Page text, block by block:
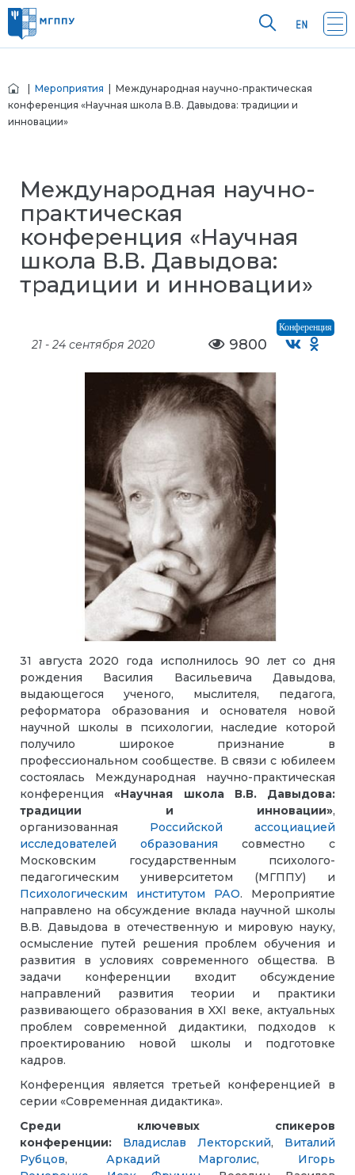
Мероприятия | Международная научно-практическая
конференция «Научная школа В.В. Давыдова: традиции и
инновации»
Международная научно-
практическая
конференция «Научная
школа В.В. Давыдова:
традиции и инновации»
Конференция
21 - 24 сентября 2020 9800
31 августа 2020 года исполнилось 90 лет со дня
рождения Василия Васильевича Давыдова,
выдающегося ученого, мыслителя, педагога,
реформатора образования и основателя новой
научной школы в психологии, наследие которой
получило широкое признание в
профессиональном сообществе. В связи с юбилеем
состоялась Международная научно-практическая
конференция
«Научная школа В.В. Давыдова:
традиции и инновации»,
организованная
Российской ассоциацией
исследователей образования
совместно с
Московским государственным психолого-
педагогическим университетом (МГППУ) и
Психологическим институтом РАО. Мероприятие
направлено на обсуждение вклада научной школы
В.В. Давыдова в отечественную и мировую науку,
осмысление путей решения проблем обучения и
развития в условиях современного общества. В
задачи конференции входит обсуждение
направлений развития теории и практики
развивающего образования в XXI веке, актуальных
проблем современной дидактики, подходов к
проектированию новой школы и подготовке
кадров.
Конференция является третьей конференцией в
серии «Современная дидактика».
Среди ключевых спикеров
конференции:
Владислав Лекторский,
Виталий
Рубцов, Аркадий Марголис,
Игорь